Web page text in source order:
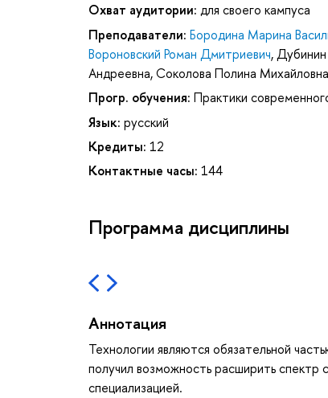
Охват аудитории: для своего кампуса
Преподаватели: Бородина Марина
Вороновский Роман Дмитриевич,Дубинин
Андреевна,Соколова Полина Михайловна
Прогр. обучения: Практики
Язык: русский
Кредиты: 12
Контактные часы: 144
Программа дисциплины
Аннотация
Технологии являются обязательной
получил возможность расширить спектр
специализацией.